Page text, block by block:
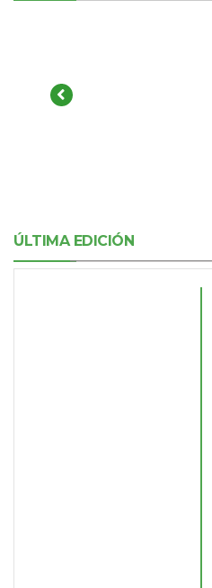
ÚLTIMA EDICIÓN